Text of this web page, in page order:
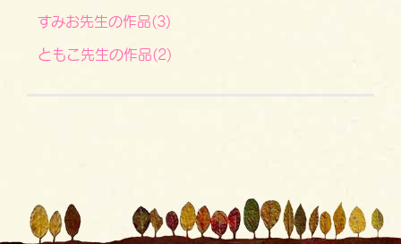
すみお先生の作品(3)
ともこ先生の作品(2)